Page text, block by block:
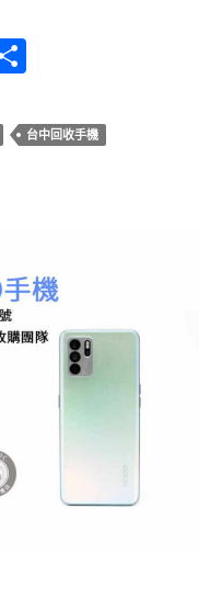
，青蘋果3C市場最高
台中回收手機